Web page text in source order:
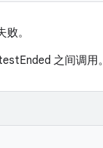
。
之间调用。